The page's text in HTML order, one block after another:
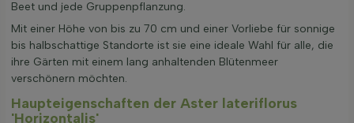
Beet und jede Gruppenpflanzung.
Mit einer Höhe von bis zu 70 cm und einer Vorliebe für sonnige
bis halbschattige Standorte ist sie eine ideale Wahl für alle, die
ihre Gärten mit einem lang anhaltenden Blütenmeer
verschönern möchten.
Haupteigenschaften der Aster lateriflorus
'Horizontalis'